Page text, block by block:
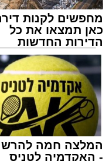
מחפשים לקנות
כאן תמצאו את כל
הדירות החדשות
למכירה באשדוד
המלצה חמה
- האקדמיה לטניס